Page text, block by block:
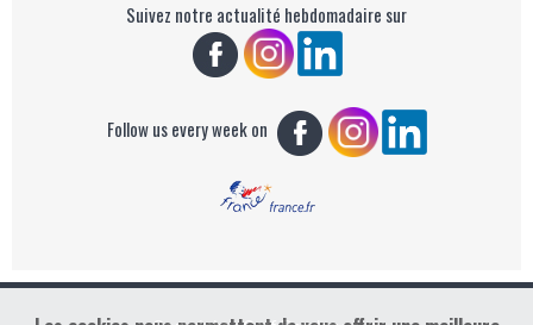
Suivez notre actualité hebdomadaire sur
Follow us every week on